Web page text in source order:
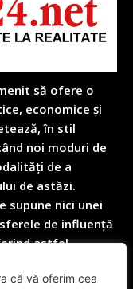
că vă oferim cea
să ofere o
economice și
în stil
noi moduri de
de a
de astăzi.
supune nici unei
de influență
astfel